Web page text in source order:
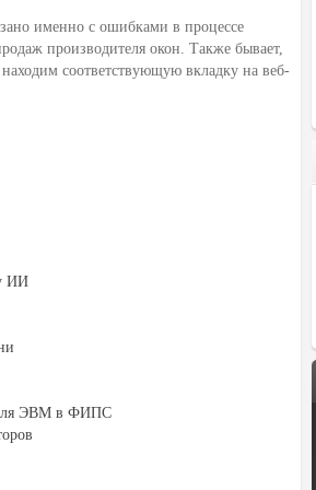
именно с ошибками в процессе
производителя окон. Также бывает,
соответствующую вкладку на веб-
ИИ
для ЭВМ в ФИПС